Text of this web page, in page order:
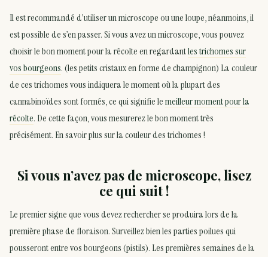
Il est recommandé d’utiliser un microscope ou une loupe, néanmoins, il
est possible de s’en passer. Si vous avez un microscope, vous pouvez
choisir le bon moment pour la récolte en regardantles trichomes sur
vos bourgeons. (les petits cristaux en forme de champignon) La couleur
de ces trichomes vous indiquera le moment où la plupart des
cannabinoïdes sont formés, ce qui signifie lemeilleur moment pour la
récolte. De cette façon, vous mesurerez le bon moment très
précisément. En savoir plus sur la couleur des trichomes !
Si vous n’avez pas de microscope, lisez
ce qui suit !
Le premier signe que vous devez rechercher se produira lors de la
première phase de floraison. Surveillez bien les parties poilues qui
pousseront entre vos bourgeons (pistils). Les premières semaines de la